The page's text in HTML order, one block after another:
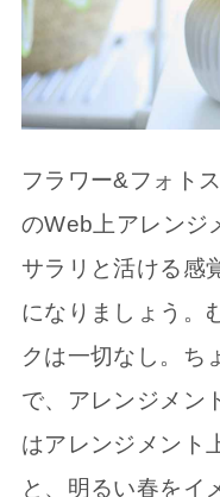
フラワー&フォト
のWeb上アレンジ
サラリと活ける感
になりましょう。
クは一切なし。ち
で、アレンジメン
はアレンジメント
と、明るい春をイ